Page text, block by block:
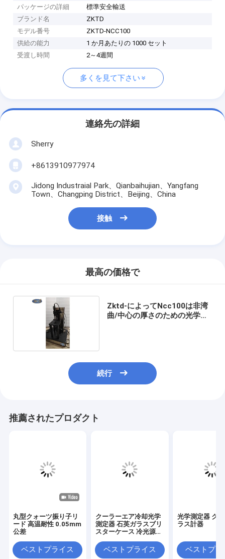
パッケージの詳細
標準安全輸送
ブランド名
ZKTD
モデル番号
ZKTD-NCC100
供給の能力
1 か月あたりの 1000 セット
受渡し時間
2～4週間
多くを見て下さい
連絡先の詳細
Sherry
+8613910977974
Jidong Industraial Park、Qianbaihujian、Yangfang
Town、Changping District、Beijing、China
接触
最高の価格で
Zktd-によってNcc100は非湾
曲/中心の厚さのための光学計
続行
推薦されたプロダクト
丸型クォーツ振り子リ
ード 高温耐性 0.05mm
公差
ベストプライス
クーラーエア冷却光学
測定器 石英ガラスブリ
スターケース 冷光源付
ベストプライス
光学測定器 ク
ラス計器
ベストプラ